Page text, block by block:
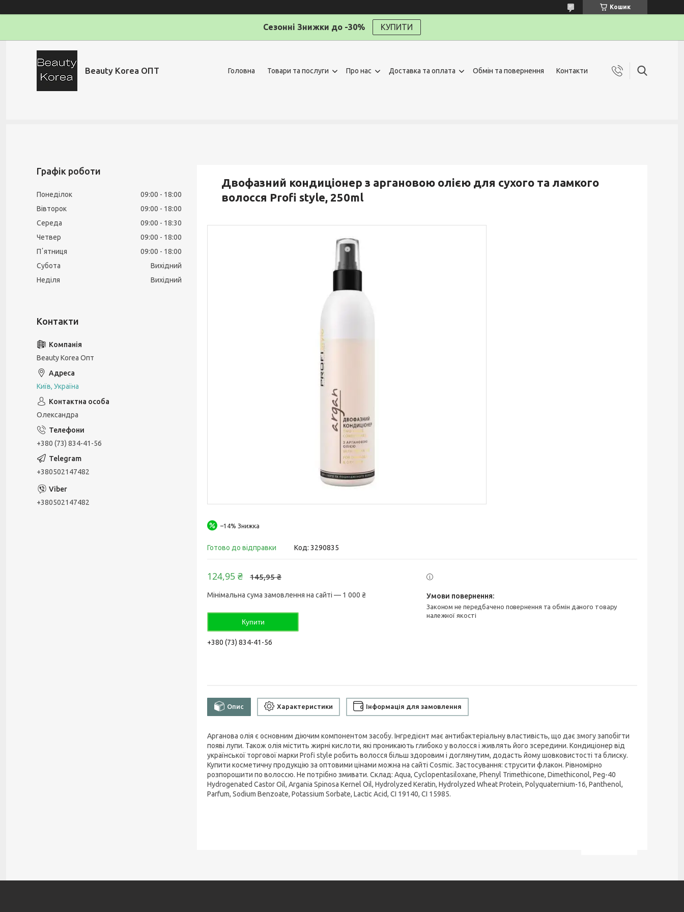
Кошик
Сезонні Знижки до -30% КУПИТИ
Beauty Korea ОПТ Головна Товари та послуги Про нас Доставка та оплата Обмін та повернення Контакти
Двофазний кондиціонер з аргановою олією для сухого та ламкого
волосся Profi style, 250ml
–14%
Готово до відправки Код: 3290835
145,95 ₴
124,95 ₴
Мінімальна сума замовлення на сайті — 1 000 ₴
Купити
+380 (73) 834-41-56
Законом не передбачено повернення та обмін даного товару
належної якості
Опис Характеристики Інформація для замовлення
Арганова олія є основним діючим компонентом засобу. Інгредієнт має антибактеріальну властивість, що дає змогу запобігти
появі лупи. Також олія містить жирні кислоти, які проникають глибоко у волосся і живлять його зсередини. Кондиціонер від
української торгової марки Profi style робить волосся більш здоровим і доглянутим, додасть йому шовковистості та блиску.
Купити косметичну продукцію за оптовими цінами можна на сайті Cosmic. Застосування: струсити флакон. Рівномірно
розпорошити по волоссю. Не потрібно змивати. Склад: Aqua, Cyclopentasiloxane, Phenyl Trimethicone, Dimethiconol, Peg-40
Hydrogenated Castor Oil, Argania Spinosa Kernel Oil, Hydrolyzed Keratin, Hydrolyzed Wheat Protein, Polyquaternium-16, Panthenol,
Parfum, Sodium Benzoate, Potassium Sorbate, Lactic Acid, CI 19140, CI 15985.
Графік роботи
Понеділок 09:00
18:00
Вівторок
09:00
18:00
Середа
09:00
18:30
Четвер
09:00
18:00
Пʼятниця
09:00
18:00
Субота
Вихідний
Неділя
Вихідний
Beauty Korea Опт
Київ, Україна
Олександра
+380 (73) 834-41-56
+380502147482
+380502147482